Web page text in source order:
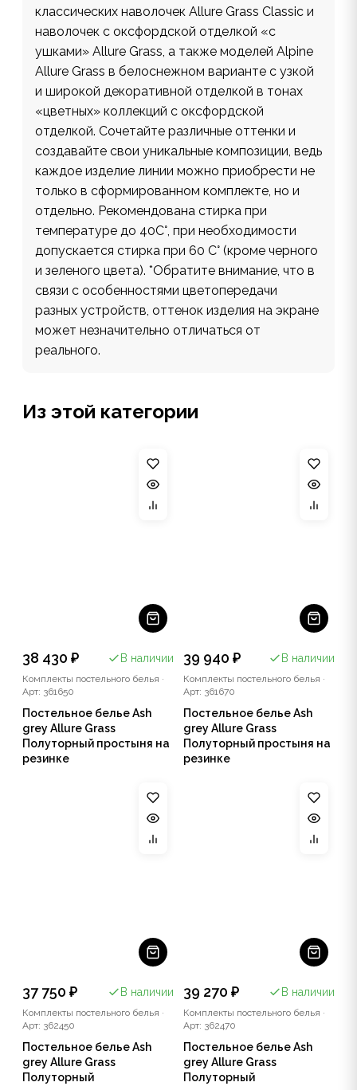
классических наволочек Allure Grass Classic и
наволочек с оксфордской отделкой «с
ушками» Allure Grass, а также моделей Alpine
Allure Grass в белоснежном варианте с узкой
и широкой декоративной отделкой в тонах
«цветных» коллекций с оксфордской
отделкой. Сочетайте различные оттенки и
создавайте свои уникальные композиции, ведь
каждое изделие линии можно приобрести не
только в сформированном комплекте, но и
отдельно. Рекомендована стирка при
температуре до 40С°, при необходимости
допускается стирка при 60 С° (кроме черного
и зеленого цвета). *Обратите внимание, что в
связи с особенностями цветопередачи
разных устройств, оттенок изделия на экране
может незначительно отличаться от
реального.
Из этой категории
38 430 ₽ В наличии
Комплекты постельного белья ·
Арт: 361650
Постельное белье Ash
grey Allure Grass
Полуторный простыня на
резинке
39 940 ₽ В наличии
Комплекты постельного белья ·
Арт: 361670
Постельное белье Ash
grey Allure Grass
Полуторный простыня на
резинке
37 750 ₽ В наличии
Комплекты постельного белья ·
Арт: 362450
Постельное белье Ash
grey Allure Grass
Полуторный
39 270 ₽ В наличии
Комплекты постельного белья ·
Арт: 362470
Постельное белье Ash
grey Allure Grass
Полуторный